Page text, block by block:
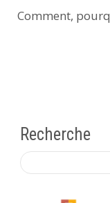
Comment,
Recherche